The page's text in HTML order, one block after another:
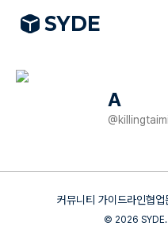
SYDE
A
@
커뮤니티 가이드라인협업
© 2026